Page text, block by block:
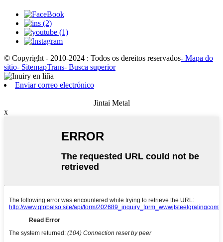
© Copyright - 2010-2024 : Todos os dereitos reservados- Mapa do
sitio- SitemapTrans- Busca superior
Enviar correo electrónico
Jintai Metal
x